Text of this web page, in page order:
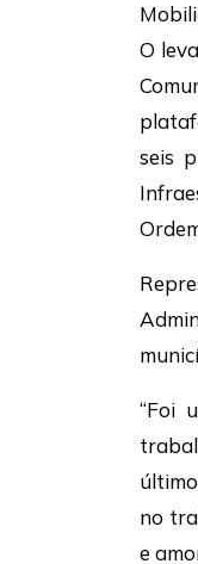
O
seis
“Foi
no
e